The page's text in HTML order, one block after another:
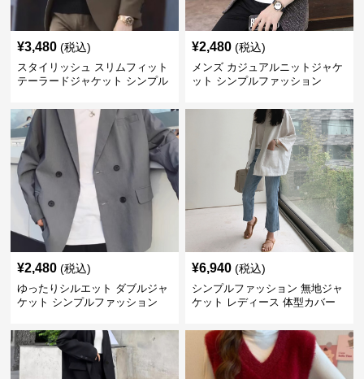
¥3,480 (税込)
スタイリッシュ スリムフィット
テーラードジャケット シンプル
¥2,480 (税込)
メンズ カジュアルニットジャケ
ット シンプルファッション
¥2,480 (税込)
ゆったりシルエット ダブルジャ
ケット シンプルファッション
¥6,940 (税込)
シンプルファッション 無地ジャ
ケット レディース 体型カバー